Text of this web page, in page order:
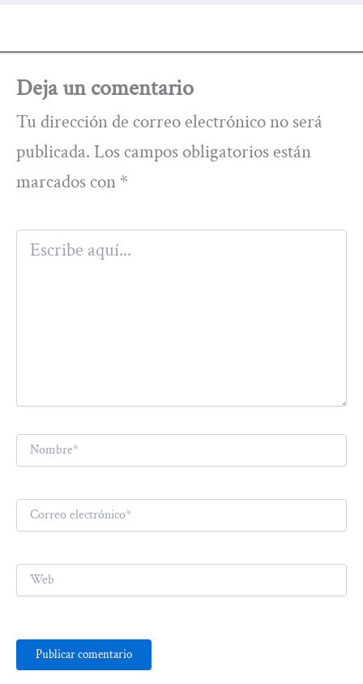
Deja un comentario
Tu dirección de correo electrónico no será
publicada. Los campos obligatorios están
marcados con *
Escribe
aquí...
Nombre*
Correo
electrónico*
Web